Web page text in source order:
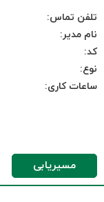
تلفن تماس:
نام مدیر:
کد:
نوع:
ساعات کاری:
مسیریابی